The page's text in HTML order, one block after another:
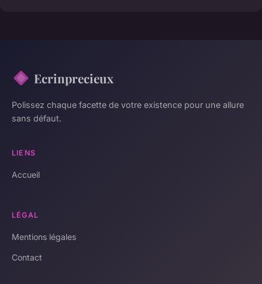
Ecrinprecieux
Polissez chaque facette de votre existence pour une allure
sans défaut.
LIENS
Accueil
LÉGAL
Mentions légales
Contact